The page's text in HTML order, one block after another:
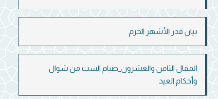
بيان قدر الأشهر الحرم
المقال الثامن والعشرون_صيام الست من شوال
وأحكام العيد